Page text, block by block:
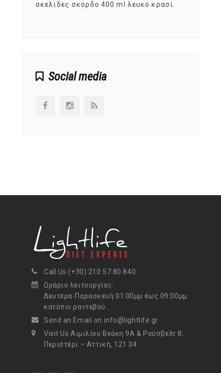
σκελίδες σκόρδο 400 ml λευκό κρασί.
Social media
Call Us (+30) 210 57 80 840
Ωράριο λειτουργίας:
Δευτέρα-Παρασκευή 01:00μμ έως 09:00μμ
κατόπιν ραντεβού.
Send an Email on info@lightlife.gr
Visit Us Αιμιλίου Βεάκη 9Α & Ρούσβελτ 8,
Περιστέρι – Αττική, 121 34